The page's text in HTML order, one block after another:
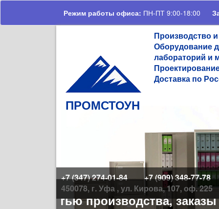
Режим работы офиса: ПН-ПТ 9:00-18:00
ПРОМСТОУН
Производство
Оборудование
лабораторий и
Доставка по
+7 (347) 274-01-84
+7 (909) 348-77-78
450078, г. Уфа , ул. Кирова, 107, оф. 225
производства, заказы